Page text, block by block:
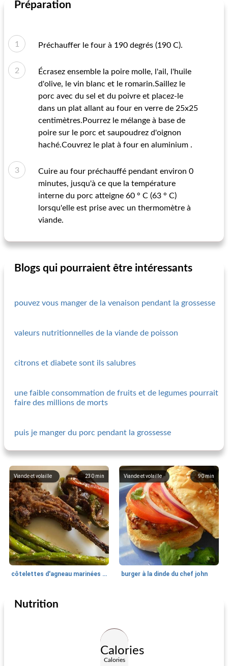
Préparation
Préchauffer le four à 190 degrés (190 C).
Écrasez ensemble la poire molle, l'ail, l'huile
d'olive, le vin blanc et le romarin.Saillez le
porc avec du sel et du poivre et placez-le
dans un plat allant au four en verre de 25x25
centimètres.Pourrez le mélange à base de
poire sur le porc et saupoudrez d'oignon
haché.Couvrez le plat à four en aluminium .
Cuire au four préchauffé pendant environ 0
minutes, jusqu'à ce que la température
interne du porc atteigne 60 ° C (63 ° C)
lorsqu'elle est prise avec un thermomètre à
viande.
Blogs qui pourraient être intéressants
pouvez vous manger de la venaison pendant la grossesse
valeurs nutritionnelles de la viande de poisson
citrons et diabete sont ils salubres
une faible consommation de fruits et de legumes pourrait
faire des millions de morts
puis je manger du porc pendant la grossesse
230 min
Viande et volaille
côtelettes d'agneau marinées et panées au romarin et à l'ail
90min
Viande et volaille
burger à la dinde du chef john
Viande et volaille
Nutrition
Calories
Calories